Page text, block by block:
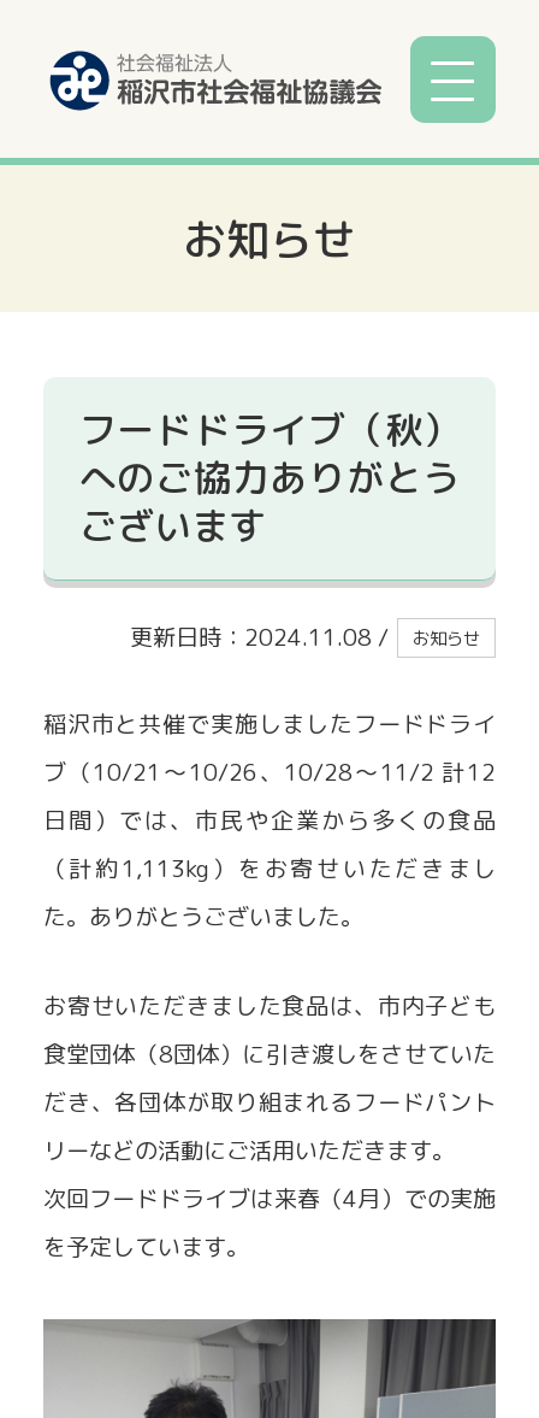
社協とは
社協事業
サービス
寄付募金
お知らせ
フードドライブ（秋）
へのご協力ありがとう
ございます
更新日時：2024.11.08 / お知らせ
稲沢市と共催で実施しましたフードドライ
ブ（10/21～10/26、10/28～11/2 計12
日間）では、市民や企業から多くの食品
（計約1,113kg）をお寄せいただきまし
た。ありがとうございました。
お寄せいただきました食品は、市内子ども
食堂団体（8団体）に引き渡しをさせていた
だき、各団体が取り組まれるフードパント
リーなどの活動にご活用いただきます。
次回フードドライブは来春（4月）での実施
を予定しています。